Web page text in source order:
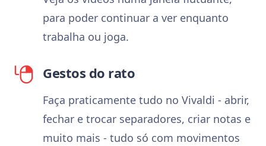
para poder continuar a ver enquanto
trabalha ou joga.
Gestos do rato
Faça praticamente tudo no Vivaldi - abrir,
fechar e trocar separadores, criar notas e
muito mais - tudo só com movimentos